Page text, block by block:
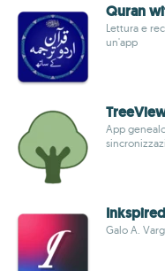
Quran
Lettura e
un'app
App
Inkspired
Galo A.